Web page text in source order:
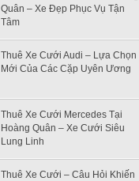
Quân – Xe Đẹp Phục Vụ Tận
Tâm
Thuê Xe Cưới Audi – Lựa Chọn
Mới Của Các Cặp Uyên Ương
Thuê Xe Cưới Mercedes Tại
Hoàng Quân – Xe Cưới Siêu
Lung Linh
Thuê Xe Cưới – Câu Hỏi Khiến